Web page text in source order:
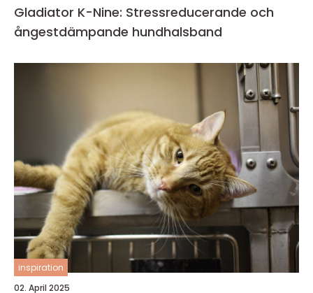
Gladiator K-Nine: Stressreducerande och
ångestdämpande hundhalsband
inspiration
02. April 2025